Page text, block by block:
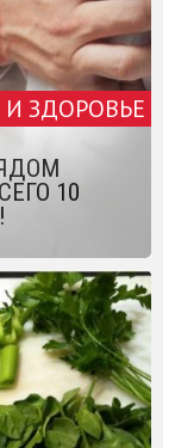
И ЗДОРОВЬЕ
10